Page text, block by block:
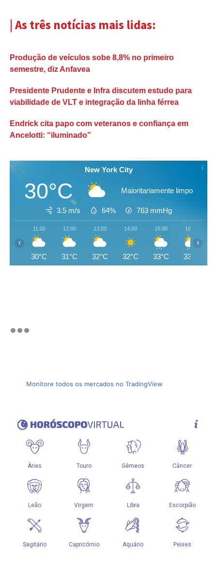
| As três notícias mais lidas:
Produção de veículos sobe 8,8% no primeiro
semestre, diz Anfavea
Presidente Prudente e Infra discutem estudo para
viabilidade de VLT e integração da linha férrea
Endrick cita papo com veteranos e confiança em
Ancelotti: “iluminado”
New York City
30°C Maioritariamente limpo
3.5 m/s 64% 763 mmHg
11:00
30°C
12:00
31°C
13:00
32°C
14:00
32°C
15:00
33°C
16:00
33°C
‹ ›
Monitore todos os mercados no TradingView